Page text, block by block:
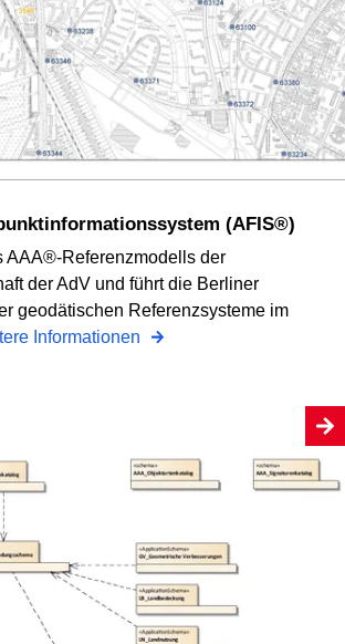
(AFIS®)
AAA®-Referenzmodells der
der AdV und führt die Berliner
geodätischen Referenzsysteme im
Informationen